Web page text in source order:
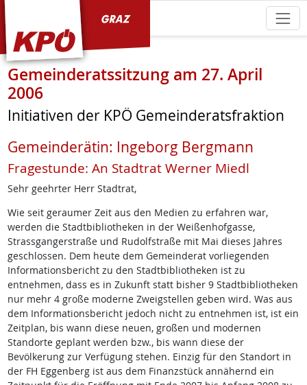
Gemeinderatssitzung am 27. April
2006
Initiativen der KPÖ Gemeinderatsfraktion
Gemeinderätin: Ingeborg Bergmann
Fragestunde: An Stadtrat Werner Miedl
Sehr geehrter Herr Stadtrat,
Wie seit geraumer Zeit aus den Medien zu erfahren war,
werden die Stadtbibliotheken in der Weißenhofgasse,
Strassgangerstraße und Rudolfstraße mit Mai dieses Jahres
geschlossen. Dem heute dem Gemeinderat vorliegenden
Informationsbericht zu den Stadtbibliotheken ist zu
entnehmen, dass es in Zukunft statt bisher 9 Stadtbibliotheken
nur mehr 4 große moderne Zweigstellen geben wird. Was aus
dem Informationsbericht jedoch nicht zu entnehmen ist, ist ein
Zeitplan, bis wann diese neuen, großen und modernen
Standorte geplant werden bzw., bis wann diese der
Bevölkerung zur Verfügung stehen. Einzig für den Standort in
der FH Eggenberg ist aus dem Finanzstück annähernd ein